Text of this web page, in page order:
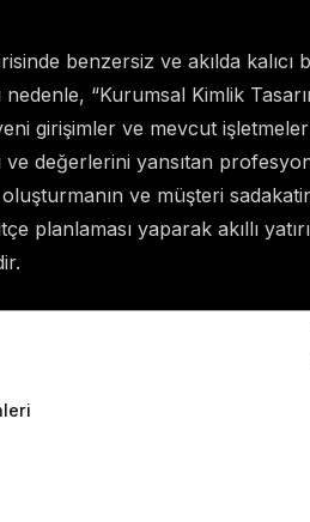
benzersiz ve akılda kalıcı
“Kurumsal Kimlik
girişimler ve mevcut
değerlerini yansıtan
ve müşteri
planlaması yaparak akıllı